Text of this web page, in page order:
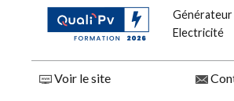
Electricité
Voir le site